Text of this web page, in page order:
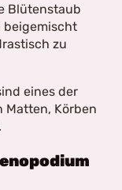
Blütenstaub
beigemischt
zu
eines der
Matten, Körben